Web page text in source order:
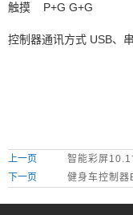
触摸 P+G G+G
控制器通讯方式 USB、
智能彩屏10.1
上一页
下一页 健身车控制器